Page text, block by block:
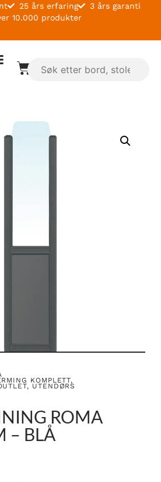
25 års erfaring
3 års garanti
10.000 produkter
KOMPLETT,
, UTENDØRS
ROMA
– BLÅ